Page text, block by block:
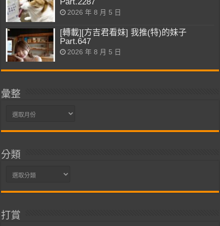
2026 年 8 月 5 日
[轉載][方吉君看妹] 我推(特)的妹子
Part.647
2026 年 8 月 5 日
彙整
彙
分類
分
打賞